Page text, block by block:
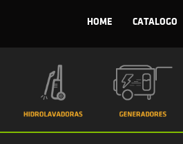
HOME CATALOGO